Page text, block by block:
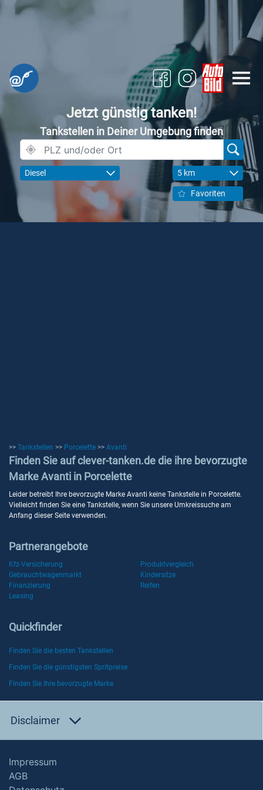
Jetzt günstig tanken!
Tankstellen in Deiner Umgebung finden
Diesel 5 km
Favoriten
>> Tankstellen >> Porcelette >> Avanti
Finden Sie auf clever-tanken.de die ihre bevorzugte
Marke Avanti in Porcelette
Leider betreibt Ihre bevorzugte Marke Avanti keine Tankstelle in Porcelette.
Vielleicht finden Sie eine Tankstelle, wenn Sie unsere Umkreissuche am
Anfang dieser Seite verwenden.
Partnerangebote
Kfz-Versicherung
Produktvergleich
Gebrauchtwagenmarkt
Kindersitze
Finanzierung
Reifen
Leasing
Quickfinder
Finden Sie die besten Tankstellen
Finden Sie die günstigsten Spritpreise
Finden Sie Ihre bevorzugte Marke
Disclaimer
Impressum
AGB